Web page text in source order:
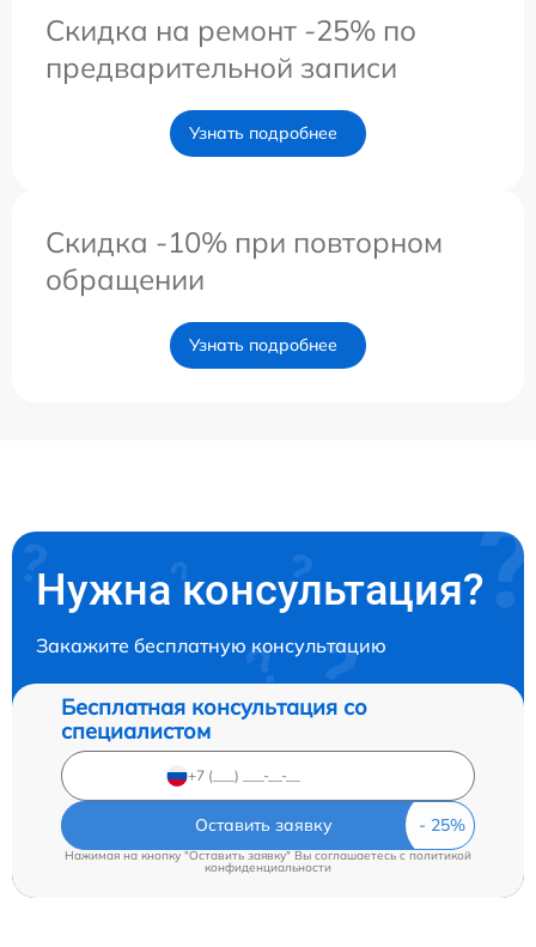
Скидка на ремонт -25% по
предварительной записи
Узнать подробнее
Скидка -10% при повторном
обращении
Узнать подробнее
Нужна консультация?
Закажите бесплатную консультацию
Бесплатная консультация со
специалистом
Оставить заявку
Нажимая на кнопку "Оставить заявку" Вы соглашаетесь cполитикой
конфиденциальности